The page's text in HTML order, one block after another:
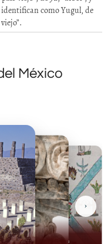
identifican como Yugul, de
México
Mexicas
›